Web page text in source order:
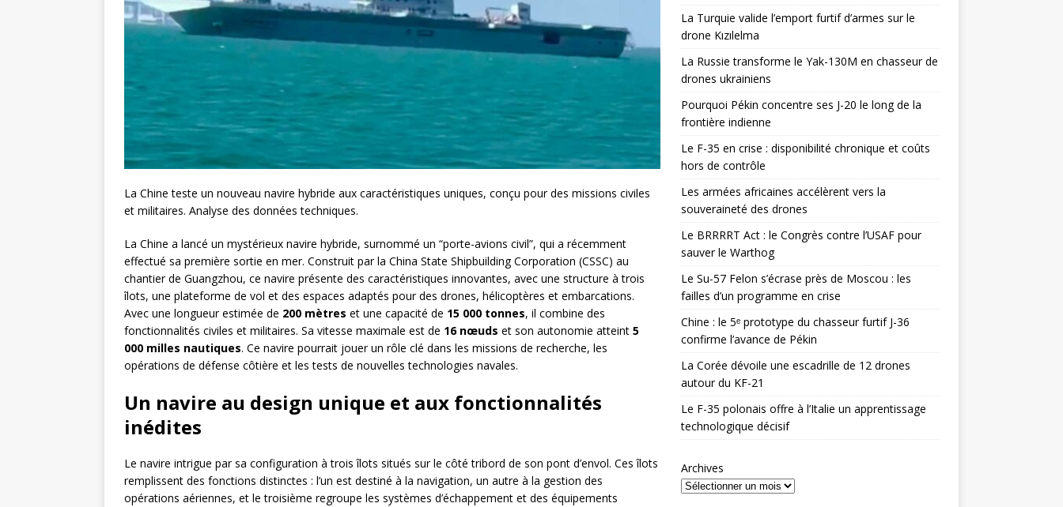
La Chine teste un nouveau navire hybride aux caractéristiques uniques, conçu pour des missions civiles
et militaires. Analyse des données techniques.
La Chine a lancé un mystérieux navire hybride, surnommé un “porte-avions civil”, qui a récemment
effectué sa première sortie en mer. Construit par la China State Shipbuilding Corporation (CSSC) au
chantier de Guangzhou, ce navire présente des caractéristiques innovantes, avec une structure à trois
îlots, une plateforme de vol et des espaces adaptés pour des drones, hélicoptères et embarcations.
Avec une longueur estimée de 200 mètres et une capacité de 15 000 tonnes, il combine des
fonctionnalités civiles et militaires. Sa vitesse maximale est de 16 nœuds et son autonomie atteint 5
000 milles nautiques. Ce navire pourrait jouer un rôle clé dans les missions de recherche, les
opérations de défense côtière et les tests de nouvelles technologies navales.
Un navire au design unique et aux fonctionnalités
inédites
Le navire intrigue par sa configuration à trois îlots situés sur le côté tribord de son pont d’envol. Ces îlots
remplissent des fonctions distinctes : l’un est destiné à la navigation, un autre à la gestion des
opérations aériennes, et le troisième regroupe les systèmes d’échappement et des équipements
La Turquie valide l’emport furtif d’armes sur le
drone Kızılelma
La Russie transforme le Yak-130M en chasseur de
drones ukrainiens
Pourquoi Pékin concentre ses J-20 le long de la
frontière indienne
Le F-35 en crise : disponibilité chronique et coûts
hors de contrôle
Les armées africaines accélèrent vers la
souveraineté des drones
Le BRRRRT Act : le Congrès contre l’USAF pour
sauver le Warthog
Le Su-57 Felon s’écrase près de Moscou : les
failles d’un programme en crise
Chine : le 5ᵉ prototype du chasseur furtif J-36
confirme l’avance de Pékin
La Corée dévoile une escadrille de 12 drones
autour du KF-21
Le F-35 polonais offre à l’Italie un apprentissage
technologique décisif
Archives